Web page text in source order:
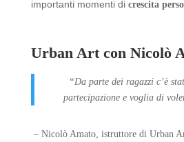
importanti momenti di crescita
Urban Art con Nicolò
“Da parte dei ragazzi c’è
partecipazione e voglia di
– Nicolò Amato, istruttore di Urban